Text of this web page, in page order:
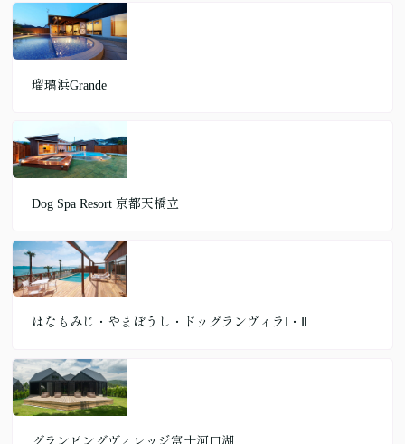
瑠璃浜Grande
Dog Spa Resort 京都天橋立
はなもみじ・やまぼうし・ドッグランヴィラⅠ・Ⅱ